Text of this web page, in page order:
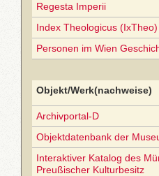
Regesta Imperii
Index Theologicus (IxTheo)
Personen im Wien
Objekt/Werk(nachweise)
Archivportal-D
Objektdatenbank der
Interaktiver Katalog des
Preußischer Kulturbesitz